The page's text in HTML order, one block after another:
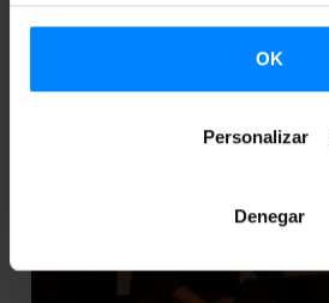
OK
Personalizar
Denegar